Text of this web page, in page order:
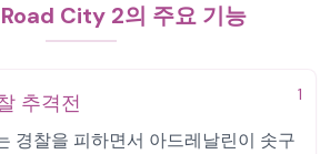
City 2의 주요 기능
1
추격전
경찰을 피하면서 아드레날린이 솟구